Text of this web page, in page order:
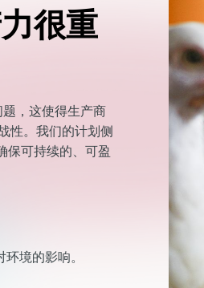
很重
，这使得生产商
性。我们的计划侧
保可持续的、可盈
境的影响。